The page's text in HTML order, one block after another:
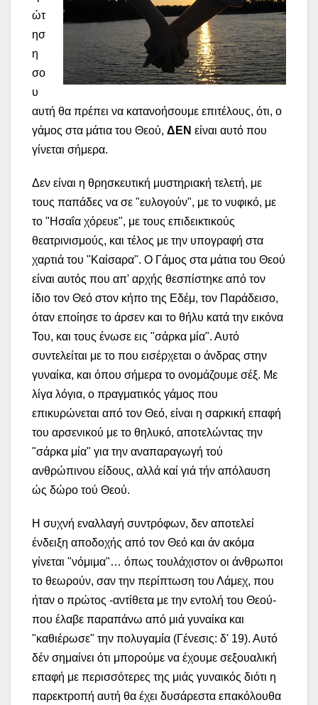
ώτ
ησ
η
σο
υ
αυτή θα πρέπει να κατανοήσουμε επιτέλους, ότι, ο
γάμος στα μάτια του Θεού, ΔΕΝ είναι αυτό που
γίνεται σήμερα.
Δεν είναι η θρησκευτική μυστηριακή τελετή, με
τους παπάδες να σε "ευλογούν", με το νυφικό, με
το "Ησαΐα χόρευε", με τους επιδεικτικούς
θεατρινισμούς, και τέλος με την υπογραφή στα
χαρτιά του "Καίσαρα". Ο Γάμος στα μάτια του Θεού
είναι αυτός που απ' αρχής θεσπίστηκε από τον
ίδιο τον Θεό στον κήπο της Εδέμ, τον Παράδεισο,
όταν εποίησε το άρσεν και το θήλυ κατά την εικόνα
Του, και τους ένωσε εις "σάρκα μία". Αυτό
συντελείται με το που εισέρχεται ο άνδρας στην
γυναίκα, και όπου σήμερα το ονομάζουμε σέξ. Με
λίγα λόγια, ο πραγματικός γάμος που
επικυρώνεται από τον Θεό, είναι η σαρκική επαφή
του αρσενικού με το θηλυκό, αποτελώντας την
"σάρκα μία" για την αναπαραγωγή τού
ανθρώπινου είδους, αλλά καί γιά τήν απόλαυση
ώς δώρο τού Θεού.
Η συχνή εναλλαγή συντρόφων, δεν αποτελεί
ένδειξη αποδοχής από τον Θεό και άν ακόμα
γίνεται "νόμιμα"… όπως τουλάχιστον οι άνθρωποι
το θεωρούν, σαν την περίπτωση του Λάμεχ, που
ήταν ο πρώτος -αντίθετα με την εντολή του Θεού-
που έλαβε παραπάνω από μιά γυναίκα και
"καθιέρωσε" την πολυγαμία (Γένεσις: δ' 19). Αυτό
δέν σημαίνει ότι μπορούμε να έχουμε σεξουαλική
επαφή με περισσότερες της μιάς γυναικός διότι η
παρεκτροπή αυτή θα έχει δυσάρεστα επακόλουθα